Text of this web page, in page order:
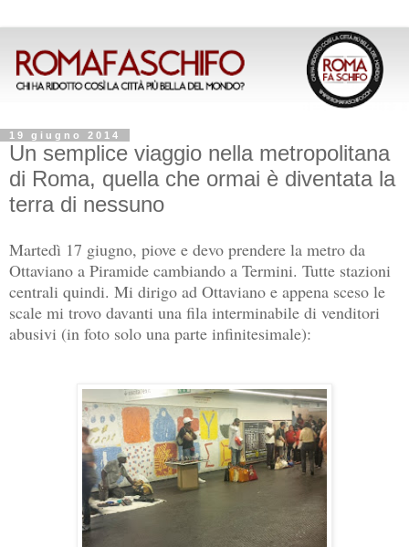
19 giugno 2014
Un semplice viaggio nella metropolitana
di Roma, quella che ormai è diventata la
terra di nessuno
Martedì 17 giugno, piove e devo prendere la metro da
Ottaviano a Piramide cambiando a Termini. Tutte stazioni
centrali quindi. Mi dirigo ad Ottaviano e appena sceso le
scale mi trovo davanti una fila interminabile di venditori
abusivi (in foto solo una parte infinitesimale):